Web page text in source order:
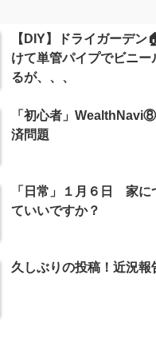
【DIY】ドライガーデン
けて単管パイプでビニー
るが、、、
「初心者」
済問題
「日常」１月６日 家に
ていいですか？
久しぶりの投稿！近況報